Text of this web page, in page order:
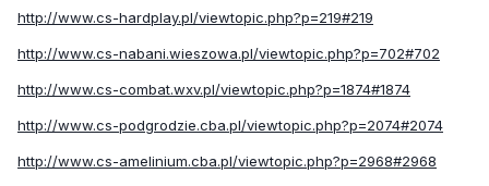
http://www.cs-hardplay.pl/viewtopic.php?p=219#219
http://www.cs-nabani.wieszowa.pl/viewtopic.php?p=702#702
http://www.cs-combat.wxv.pl/viewtopic.php?p=1874#1874
http://www.cs-podgrodzie.cba.pl/viewtopic.php?p=2074#2074
http://www.cs-amelinium.cba.pl/viewtopic.php?p=2968#2968